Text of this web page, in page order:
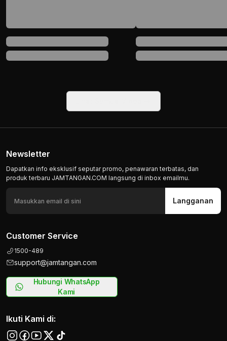
Newsletter
Dapatkan info eksklusif seputar promo, penawaran terbatas, dan
produk terbaru JAMTANGAN.COM langsung di inbox emailmu.
Langganan
Customer Service
1500-489
support@jamtangan.com
Hubungi WhatsApp
Kami
Ikuti Kami di: